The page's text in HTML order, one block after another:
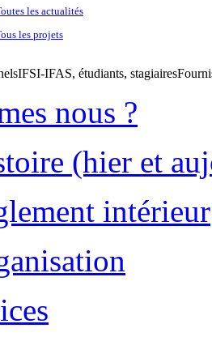
les actualités
les projets
IFSI-IFAS, étudiants, stagiaires
nous ?
(hier et
intérieur